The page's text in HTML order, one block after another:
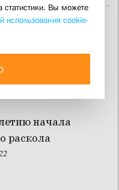
и
яд?
начала
раскола
статистики. Вы можете
использования cookie-